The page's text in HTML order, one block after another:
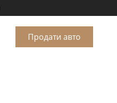
Продати авто